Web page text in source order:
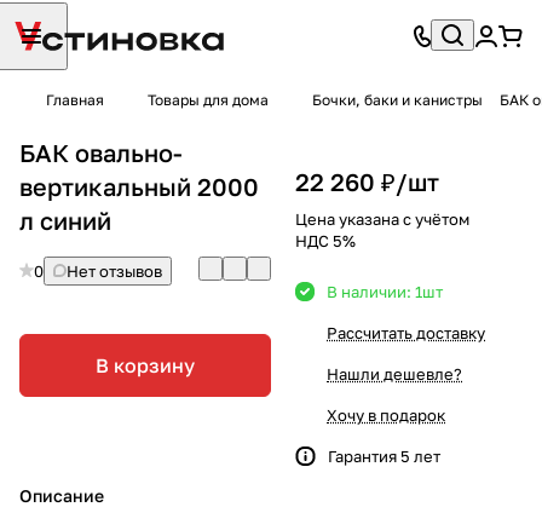
Главная Товары для дома Бочки, баки и канистры БАК
БАК овально-
вертикальный 2000
л синий
0 Нет отзывов
В корзину
Описание
22 260 ₽/шт
Цена указана с учётом
НДС 5%
В наличии: 1шт
Рассчитать доставку
Нашли дешевле?
Хочу в подарок
Гарантия 5 лет